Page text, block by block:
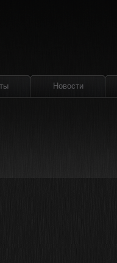
Новости